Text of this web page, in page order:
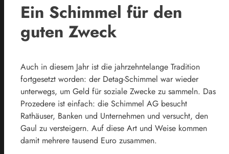
Ein Schimmel für den
guten Zweck
Auch in diesem Jahr ist die jahrzehntelange Tradition
fortgesetzt worden: der Detag-Schimmel war wieder
unterwegs, um Geld für soziale Zwecke zu sammeln. Das
Prozedere ist einfach: die Schimmel AG besucht
Rathäuser, Banken und Unternehmen und versucht, den
Gaul zu versteigern. Auf diese Art und Weise kommen
damit mehrere tausend Euro zusammen.